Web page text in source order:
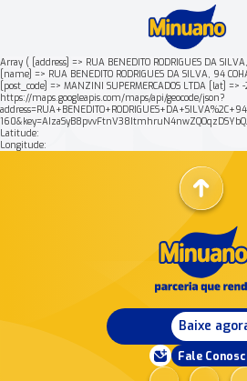
Array ( [address] => RUA BENEDITO RODRIGUES DA
[name] => RUA BENEDITO RODRIGUES DA SILVA, 94
[post_code] => MANZINI SUPERMERCADOS LTDA [lat]
https://maps.googleapis.com/maps/api/geocode/json?
Latitude:
Longitude:
Baixe
Fale
Mais buscados: Produtos
Nossa história